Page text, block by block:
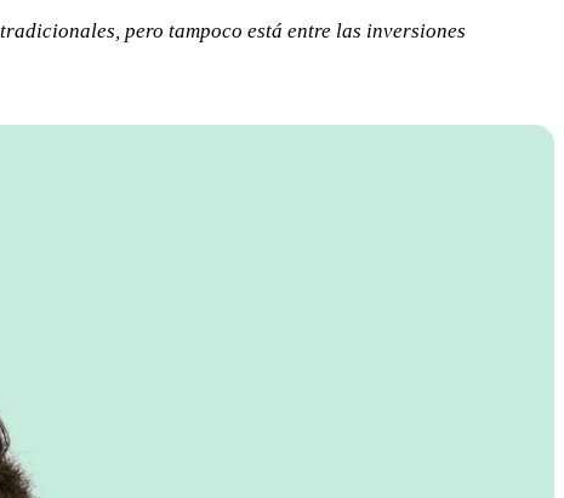
pero tampoco está entre las inversiones